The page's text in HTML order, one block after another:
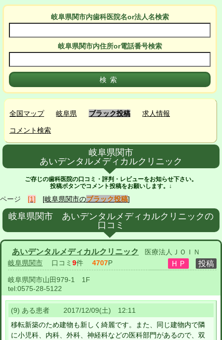
岐阜県関市内歯科医院名or法人名検索
岐阜県関市内住所or電話番号検索
全国マップ 岐阜県 ブラック投稿 求人情報
コメント検索
岐阜県関市
あいデンタルメディカルクリニック
ご存じの歯科医院の口コミ・評判・レビューをお知らせ下さい。
投稿ボタンでコメント投稿をお願いします。↓
ページ [1] [岐阜県関市のブラック投稿]
岐阜県関市 あいデンタルメディカルクリニックの
口コミ
あいデンタルメディカルクリニック
医療法人ＪＯＩＮ
岐阜県関市 口コミ 9件 4707P
岐阜県関市山田979-1 1F
tel:0575-28-5122
(9) ある患者 2017/12/09(土) 12:11
移転新築のため建物も新しく綺麗です。また、同じ建物内で隣
に小児科、内科、外科、神経科などの医科部門があるので、双